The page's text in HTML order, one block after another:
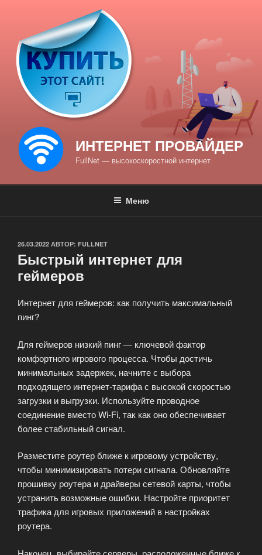
содержимому
ИНТЕРНЕТ ПРОВАЙДЕР
FullNet — высокоскоростной интернет
Меню
ОПУБЛИКОВАНО
26.03.2022 АВТОР: FULLNET
Быстрый интернет для
геймеров
Интернет для геймеров: как получить максимальный
пинг?
Для геймеров низкий пинг — ключевой фактор
комфортного игрового процесса. Чтобы достичь
минимальных задержек, начните с выбора
подходящего интернет-тарифа с высокой скоростью
загрузки и выгрузки. Используйте проводное
соединение вместо Wi-Fi, так как оно обеспечивает
более стабильный сигнал.
Разместите роутер ближе к игровому устройству,
чтобы минимизировать потери сигнала. Обновляйте
прошивку роутера и драйверы сетевой карты, чтобы
устранить возможные ошибки. Настройте приоритет
трафика для игровых приложений в настройках
роутера.